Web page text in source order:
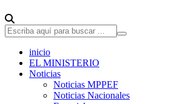
inicio
EL MINISTERIO
Noticias
Noticias MPPEF
Noticias Nacionales